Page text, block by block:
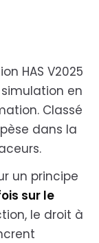
HAS V2025
en
Classé
dans la
un principe
sur le
le droit à